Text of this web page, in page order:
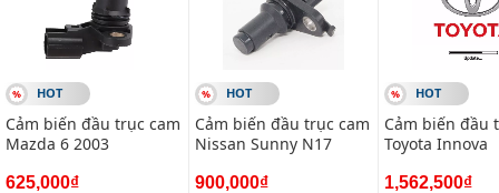
Hãy đến với chúng tôi để xế yêu của bạn được chăm sóc chu
đáo nhất.
#vietparts #ascgroup #phutungotodungxuatxurochatluong
#phugiaoto #phutungoto
-------------------------------------------------------
HOT
Cảm biến đầu trục cam
Mazda 6 2003
625,000₫
HOT
Cảm biến đầu trục cam
Nissan Sunny N17
900,000₫
HOT
Cảm biến đầu
Toyota Innova
1,562,500₫